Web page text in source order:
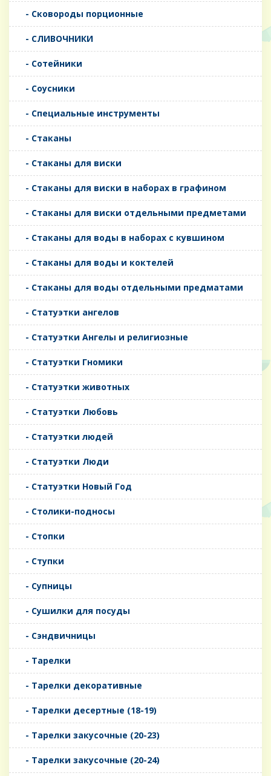
- Сковороды порционные
- СЛИВОЧНИКИ
- Сотейники
- Соусники
- Специальные инструменты
- Стаканы
- Стаканы для виски
- Стаканы для виски в наборах в графином
- Стаканы для виски отдельными предметами
- Стаканы для воды в наборах с кувшином
- Стаканы для воды и коктелей
- Стаканы для воды отдельными предматами
- Статуэтки ангелов
- Статуэтки Ангелы и религиозные
- Статуэтки Гномики
- Статуэтки животных
- Статуэтки Любовь
- Статуэтки людей
- Статуэтки Люди
- Статуэтки Новый Год
- Столики-подносы
- Стопки
- Ступки
- Супницы
- Сушилки для посуды
- Сэндвичницы
- Тарелки
- Тарелки декоративные
- Тарелки десертные (18-19)
- Тарелки закусочные (20-23)
- Тарелки закусочные (20-24)